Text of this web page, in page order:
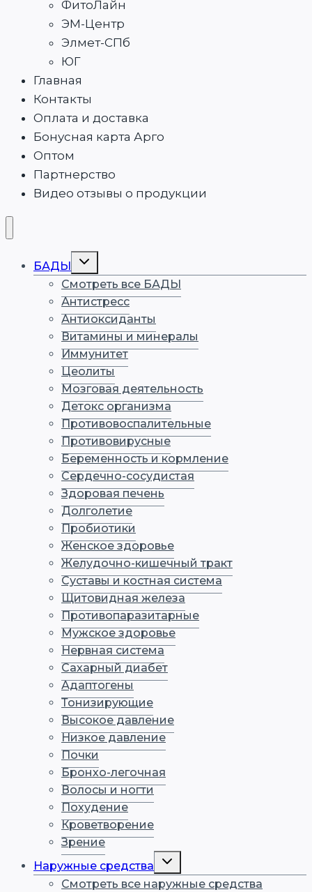
ФитоЛайн
ЭМ-Центр
Элмет-СПб
ЮГ
Главная
Контакты
Оплата и доставка
Бонусная карта Арго
Оптом
Партнерство
Видео отзывы о продукции
БАДЫ
Переключить
меню
Смотреть все БАДЫ
Антистресс
Антиоксиданты
Витамины и минералы
Иммунитет
Цеолиты
Мозговая деятельность
Детокс организма
Противовоспалительные
Противовирусные
Беременность и кормление
Сердечно-сосудистая
Здоровая печень
Долголетие
Пробиотики
Женское здоровье
Желудочно-кишечный тракт
Суставы и костная система
Щитовидная железа
Противопаразитарные
Мужское здоровье
Нервная система
Сахарный диабет
Адаптогены
Тонизирующие
Высокое давление
Низкое давление
Почки
Бронхо-легочная
Волосы и ногти
Похудение
Кроветворение
Зрение
Наружные средства
Переключить
меню
Смотреть все наружные средства